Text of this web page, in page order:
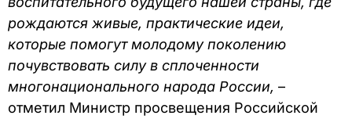
рождаются живые, практические идеи,
которые помогут молодому поколению
почувствовать силу в сплоченности
многонационального народа России, –
отметил Министр просвещения Российской